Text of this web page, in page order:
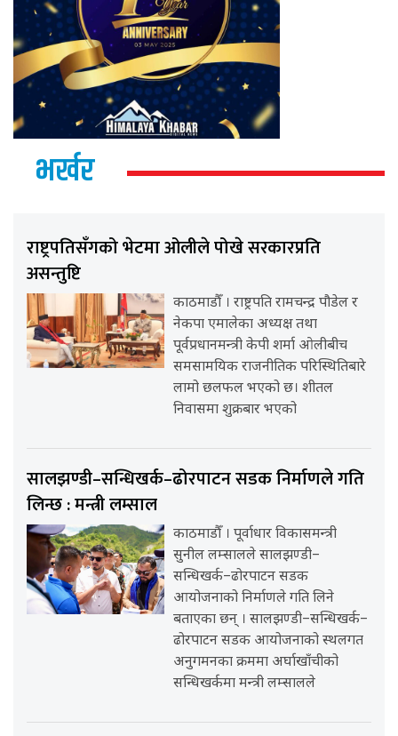
भर्खर
राष्ट्रपतिसँगको भेटमा ओलीले पोखे सरकारप्रति
असन्तुष्टि
काठमाडौँ । राष्ट्रपति रामचन्द्र पौडेल र
नेकपा एमालेका अध्यक्ष तथा
पूर्वप्रधानमन्त्री केपी शर्मा ओलीबीच
समसामयिक राजनीतिक परिस्थितिबारे
लामो छलफल भएको छ। शीतल
निवासमा शुक्रबार भएको
सालझण्डी–सन्धिखर्क–ढोरपाटन सडक निर्माणले गति
लिन्छ : मन्त्री लम्साल
काठमाडौँ । पूर्वाधार विकासमन्त्री
सुनील लम्सालले सालझण्डी–
सन्धिखर्क–ढोरपाटन सडक
आयोजनाको निर्माणले गति लिने
बताएका छन् । सालझण्डी–सन्धिखर्क–
ढोरपाटन सडक आयोजनाको स्थलगत
अनुगमनका क्रममा अर्घाखाँचीको
सन्धिखर्कमा मन्त्री लम्सालले